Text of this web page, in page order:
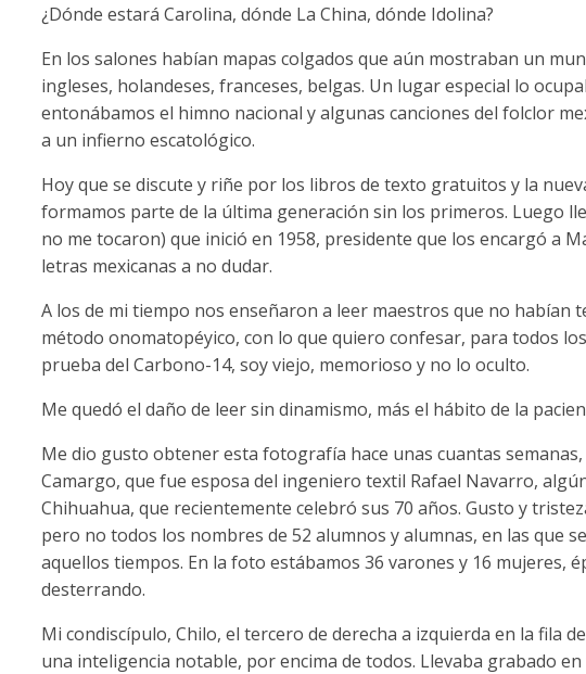
¿Dónde estará Carolina, dónde La China, dónde Idolina?
En los salones habían mapas colgados que aún mostraban un
ingleses, holandeses, franceses, belgas. Un lugar especial lo
entonábamos el himno nacional y algunas canciones del folclor
a un infierno escatológico.
Hoy que se discute y riñe por los libros de texto gratuitos y la
formamos parte de la última generación sin los primeros. Luego
no me tocaron) que inició en 1958, presidente que los encargó a
letras mexicanas a no dudar.
A los de mi tiempo nos enseñaron a leer maestros que no habían
método onomatopéyico, con lo que quiero confesar, para todos
prueba del Carbono-14, soy viejo, memorioso y no lo oculto.
Me quedó el daño de leer sin dinamismo, más el hábito de la
Me dio gusto obtener esta fotografía hace unas cuantas
Camargo, que fue esposa del ingeniero textil Rafael Navarro,
Chihuahua, que recientemente celebró sus 70 años. Gusto y
pero no todos los nombres de 52 alumnos y alumnas, en las que
aquellos tiempos. En la foto estábamos 36 varones y 16 mujeres,
desterrando.
Mi condiscípulo, Chilo, el tercero de derecha a izquierda en la fila
una inteligencia notable, por encima de todos. Llevaba grabado